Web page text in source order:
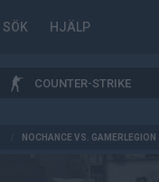
SÖK HJÄLP
COUNTER-STRIKE
NOCHANCE VS. GAMERLEGION